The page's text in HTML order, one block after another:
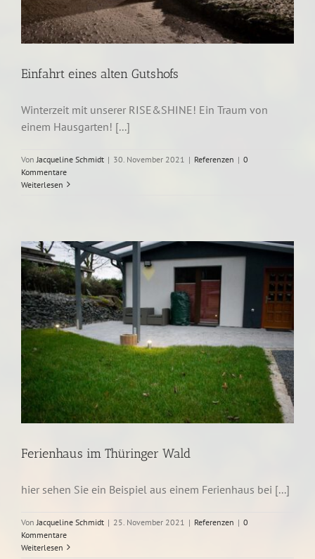
Einfahrt eines alten Gutshofs
Winterzeit mit unserer RISE&SHINE! Ein Traum von
einem Hausgarten! [...]
Von Jacqueline Schmidt | 30. November 2021 | Referenzen | 0
Kommentare
Weiterlesen
Ferienhaus im Thüringer Wald
hier sehen Sie ein Beispiel aus einem Ferienhaus bei [...]
Von Jacqueline Schmidt | 25. November 2021 | Referenzen | 0
Kommentare
Weiterlesen